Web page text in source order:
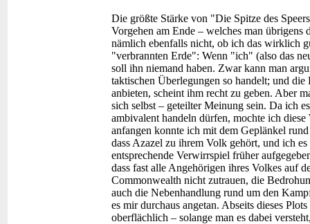
Die größte Stärke von "Die Spitze des
Vorgehen am Ende – welches man
nämlich ebenfalls nicht, ob ich das wirklich
"verbrannten Erde": Wenn "ich" (also das
soll ihn niemand haben. Zwar kann man
taktischen Überlegungen so handelt; und
anbieten, scheint ihm recht zu geben. Aber
sich selbst – geteilter Meinung sein. Da ich
ambivalent handeln dürfen, mochte ich
anfangen konnte ich mit dem Geplänkel
dass Azazel zu ihrem Volk gehört, und ich
entsprechende Verwirrspiel früher
dass fast alle Angehörigen ihres Volkes auf
Commonwealth nicht zutrauen, die
auch die Nebenhandlung rund um den
es mir durchaus angetan. Abseits dieses
oberflächlich – solange man es dabei